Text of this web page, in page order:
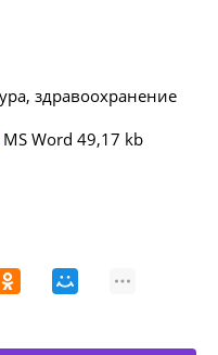
здравоохранение
MS Word 49,17 kb